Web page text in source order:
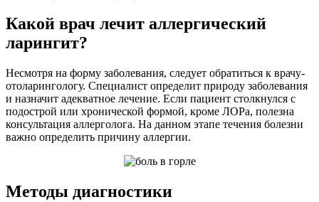
Какой врач лечит аллергический
ларингит?
Несмотря на форму заболевания, следует обратиться к врачу-
отоларингологу. Специалист определит природу заболевания
и назначит адекватное лечение. Если пациент столкнулся с
подострой или хронической формой, кроме ЛОРа, полезна
консультация аллерголога. На данном этапе течения болезни
важно определить причину аллергии.
Методы диагностики